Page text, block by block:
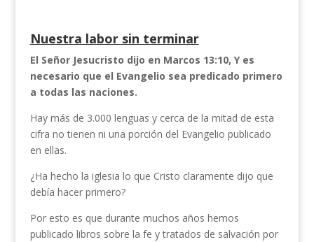
Nuestra labor sin terminar
El Señor Jesucristo dijo en Marcos 13:10, Y es
necesario que el Evangelio sea predicado primero
a todas las naciones.
Hay más de 3.000 lenguas y cerca de la mitad de esta
cifra no tienen ni una porción del Evangelio publicado
en ellas.
¿Ha hecho la iglesia lo que Cristo claramente dijo que
debía hacer primero?
Por esto es que durante muchos años hemos
publicado libros sobre la fe y tratados de salvación por